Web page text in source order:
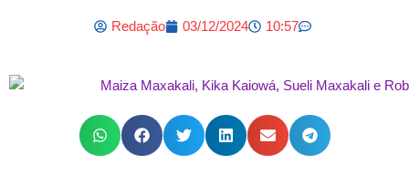
Redação 03/12/2024 10:57